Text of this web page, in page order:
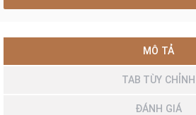
MÔ TẢ
TAB TÙY CHỈNH
ĐÁNH GIÁ